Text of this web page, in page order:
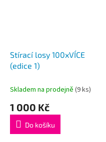
Stírací losy 100xVÍCE
(edice 1)
Skladem na prodejně (9 ks)
1 000 Kč
Do košíku